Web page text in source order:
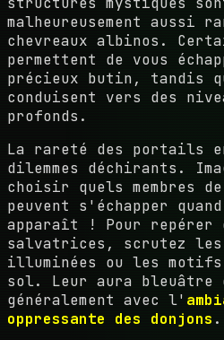
malheureusement aussi
chevreaux albinos.
permettent de vous
précieux butin, tandis
conduisent vers des
profonds.
La rareté des portails
dilemmes déchirants.
choisir quels membres
peuvent s'échapper
apparaît ! Pour repérer
salvatrices, scrutez les
illuminées ou les
sol. Leur aura bleuâtre
généralement avec l'
oppressante des donjons .